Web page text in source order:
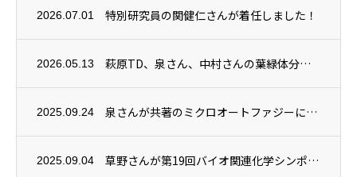
2026.07.01 特別研究員の関健仁さんが着任しました！
2026.05.13 萩原TD、泉さん、中村さんの葉緑体分解機構に関する研究成果がPlant Physiol...
2025.09.24 泉さんが共著のミクロオートファジーに関する総説がAutophagy誌に掲載されました。
2025.09.04 草野さんが第19回バイオ関連化学シンポジウムで講演賞を受賞しました！